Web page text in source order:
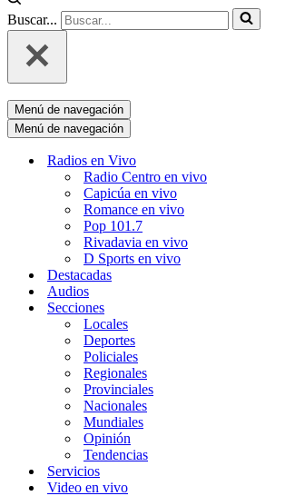
Buscar...
Menú de navegación
Menú de navegación
Radios en Vivo
Radio Centro en vivo
Capicúa en vivo
Romance en vivo
Pop 101.7
Rivadavia en vivo
D Sports en vivo
Destacadas
Audios
Secciones
Locales
Deportes
Policiales
Regionales
Provinciales
Nacionales
Mundiales
Opinión
Tendencias
Servicios
Video en vivo